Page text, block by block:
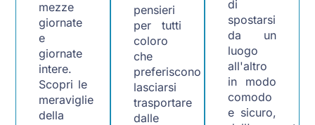
mezze
giornate
e
giornate
intere.
Scopri le
meraviglie
della
pensieri
per tutti
coloro
che
preferiscono
lasciarsi
trasportare
dalle
di
spostarsi
da un
luogo
all'altro
in modo
comodo
e sicuro,